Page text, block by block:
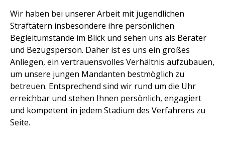
Wir haben bei unserer Arbeit mit jugendlichen
Straftätern insbesondere ihre persönlichen
Begleitumstände im Blick und sehen uns als Berater
und Bezugsperson. Daher ist es uns ein großes
Anliegen, ein vertrauensvolles Verhältnis aufzubauen,
um unsere jungen Mandanten bestmöglich zu
betreuen. Entsprechend sind wir rund um die Uhr
erreichbar und stehen Ihnen persönlich, engagiert
und kompetent in jedem Stadium des Verfahrens zu
Seite.